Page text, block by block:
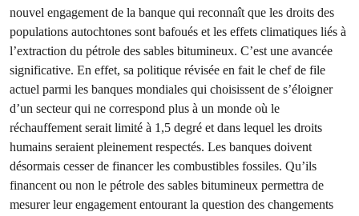
nouvel engagement de la banque qui reconnaît que les droits des
populations autochtones sont bafoués et les effets climatiques liés à
l’extraction du pétrole des sables bitumineux. C’est une avancée
significative. En effet, sa politique révisée en fait le chef de file
actuel parmi les banques mondiales qui choisissent de s’éloigner
d’un secteur qui ne correspond plus à un monde où le
réchauffement serait limité à 1,5 degré et dans lequel les droits
humains seraient pleinement respectés. Les banques doivent
désormais cesser de financer les combustibles fossiles. Qu’ils
financent ou non le pétrole des sables bitumineux permettra de
mesurer leur engagement entourant la question des changements